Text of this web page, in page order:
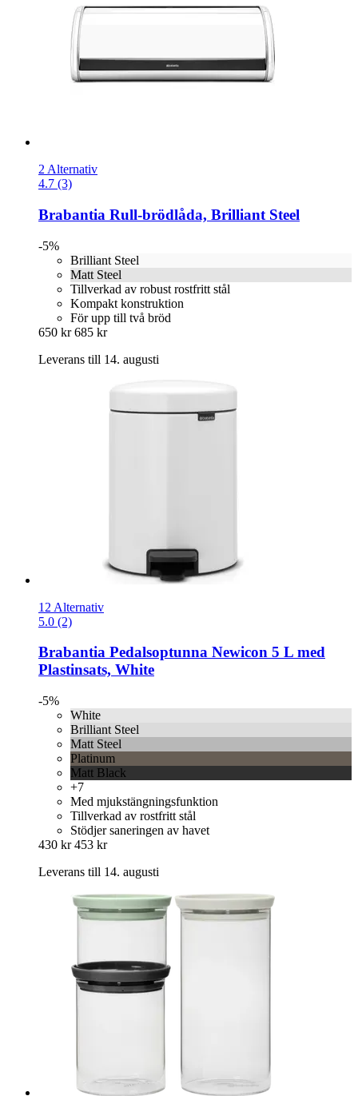
2 Alternativ
4.7 (3)
Brabantia Rull-​brödlåda, Brilliant Steel
-5%
Brilliant Steel
Matt Steel
Tillverkad av robust rostfritt stål
Kompakt konstruktion
För upp till två bröd
650 kr 685 kr
Leverans till 14. augusti
12 Alternativ
5.0 (2)
Brabantia Pedalsoptunna Newicon 5 L med
Plastinsats, White
-5%
White
Brilliant Steel
Matt Steel
Platinum
Matt Black
+7
Med mjukstängningsfunktion
Tillverkad av rostfritt stål
Stödjer saneringen av havet
430 kr 453 kr
Leverans till 14. augusti